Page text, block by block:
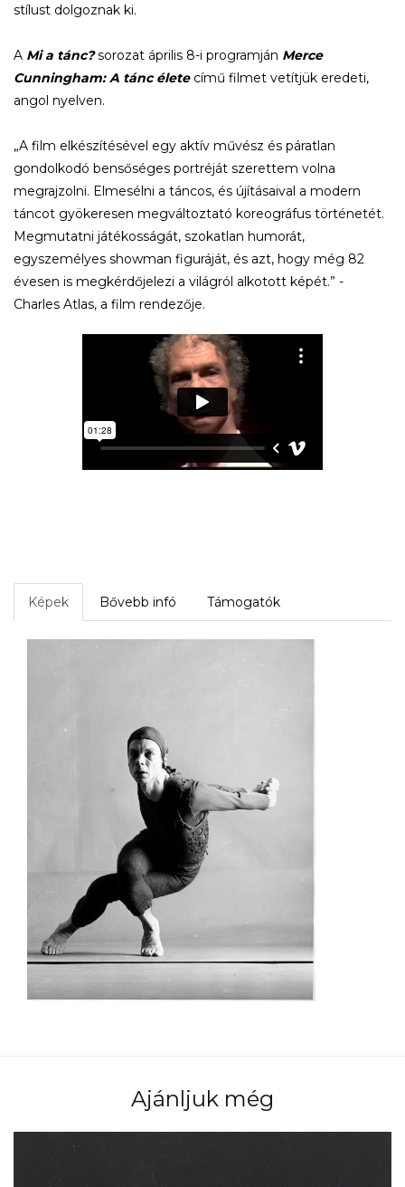
stílust dolgoznak ki.
A Mi a tánc?sorozat április 8-i programján Merce
Cunningham: A tánc életecímű filmet vetítjük eredeti,
angol nyelven.
„A film elkészítésével egy aktív művész és páratlan
gondolkodó bensőséges portréját szerettem volna
megrajzolni. Elmesélni a táncos, és újításaival a modern
táncot gyökeresen megváltoztató koreográfus történetét.
Megmutatni játékosságát, szokatlan humorát,
egyszemélyes showman figuráját, és azt, hogy még 82
évesen is megkérdőjelezi a világról alkotott képét.” -
Charles Atlas, a film rendezője.
Képek Bővebb infó Támogatók
Ajánljuk még